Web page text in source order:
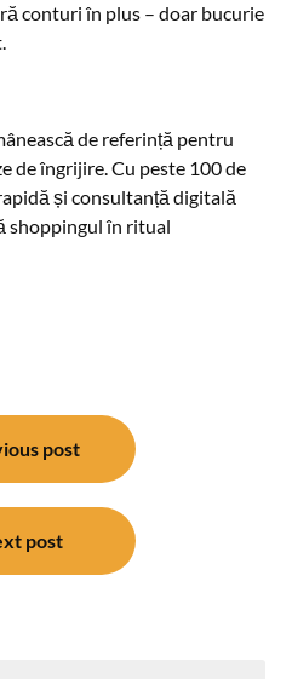
conturi în plus – doar bucurie
de referință pentru
de îngrijire. Cu peste 100 de
și consultanță digitală
shoppingul în ritual
post
post